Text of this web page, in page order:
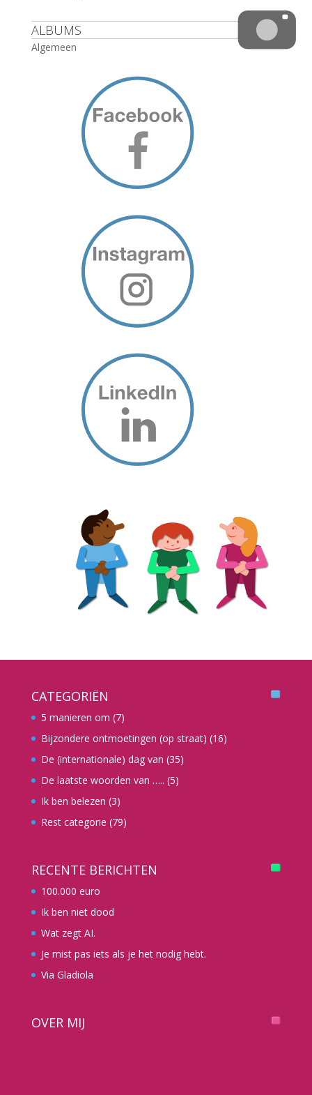
ALBUMS
Algemeen
CATEGORIËN
5 manieren om (7)
Bijzondere ontmoetingen (op straat) (16)
De (internationale) dag van (35)
De laatste woorden van ….. (5)
Ik ben belezen (3)
Rest categorie (79)
RECENTE BERICHTEN
100.000 euro
Ik ben niet dood
Wat zegt AI.
Je mist pas iets als je het nodig hebt.
Via Gladiola
OVER MIJ